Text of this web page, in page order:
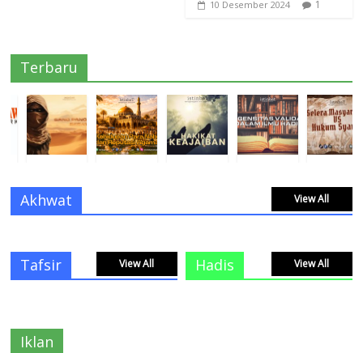
10 Desember 2024 1
Terbaru
Akhwat View All
Tafsir View All Hadis View All
Iklan